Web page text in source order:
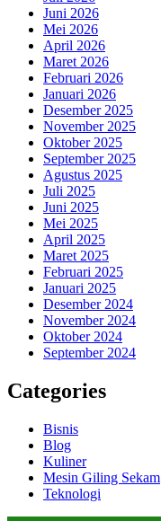
Juni 2026
Mei 2026
April 2026
Maret 2026
Februari 2026
Januari 2026
Desember 2025
November 2025
Oktober 2025
September 2025
Agustus 2025
Juli 2025
Juni 2025
Mei 2025
April 2025
Maret 2025
Februari 2025
Januari 2025
Desember 2024
November 2024
Oktober 2024
September 2024
Categories
Bisnis
Blog
Kuliner
Mesin Giling Sekam
Teknologi